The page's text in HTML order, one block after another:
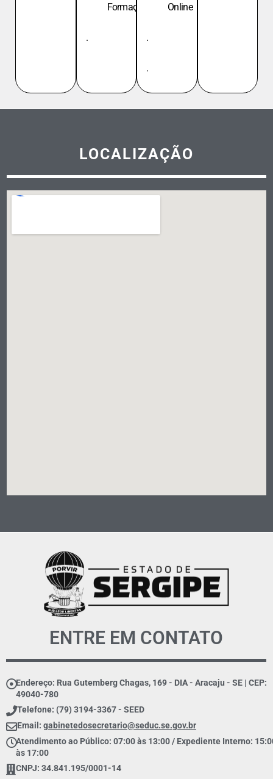
Formação
.
Online
.
.
LOCALIZAÇÃO
ENTRE EM CONTATO
Endereço: Rua Gutemberg Chagas, 169 - DIA - Aracaju - SE | CEP:
49040-780
Telefone: (79) 3194-3367 - SEED
Email: gabinetedosecretario@seduc.se.gov.br
Atendimento ao Público: 07:00 às 13:00 / Expediente Interno:
às 17:00
CNPJ: 34.841.195/0001-14